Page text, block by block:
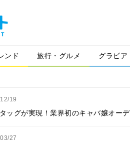
ンド 旅行・グルメ グラビア
19
ッグが実現！業界初のキャバ嬢オー
27